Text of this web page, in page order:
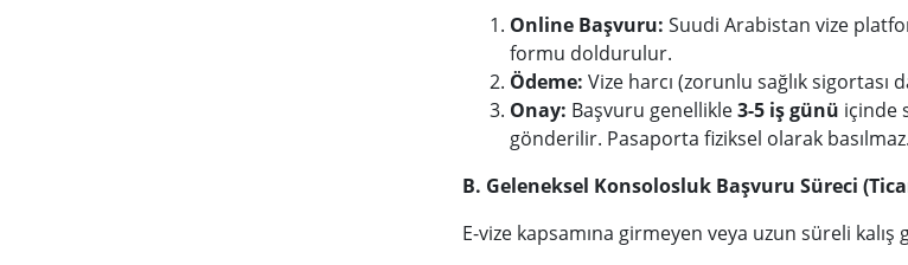
Online Başvuru: Suudi Arabistan vize
formu doldurulur.
Ödeme: Vize harcı (zorunlu sağlık
Onay: Başvuru genellikle3-5 iş günü içinde
gönderilir. Pasaporta fiziksel olarak basılmaz.
B. Geleneksel Konsolosluk Başvuru Süreci
E-vize kapsamına girmeyen veya uzun süreli